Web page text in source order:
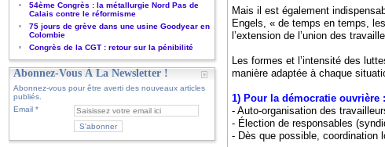
54ème Congrès : la métallurgie Nord Pas de
Calais contre le réformisme
75 jours de grève dans une usine Goodyear en
Colombie
Congrès de la CGT : retour sur la pénibilité
Abonnez-Vous À La Newsletter !
Abonnez-vous pour être averti des nouveaux articles
publiés.
Email
Mais il est également
Engels, « de temps en temps,
l’extension de l’union des
Les formes et l’intensité des
manière adaptée à chaque
1) Pour la démocratie ouvrière :
- Auto-organisation des
- Élection de responsables
- Dès que possible, coordination